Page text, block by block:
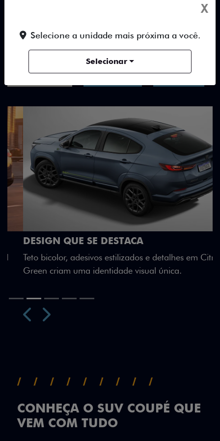
FASTBACK
DESTAQUES HÍBRIDOS DESIGN
DESIGN QUE SE DESTACA
Teto bicolor, adesivos estilizados e detalhes em Citrus
Green criam uma identidade visual única.
Previous
Next
CONHEÇA O SUV COUPÉ QUE
VEM COM TUDO
X
Selecione a unidade mais próxima a você.
Selecionar